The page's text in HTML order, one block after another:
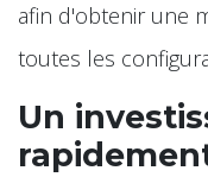
afin d'obtenir une
toutes les
Un